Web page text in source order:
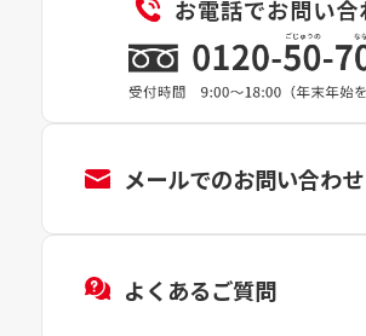
メールでのお問い合わせ
よくあるご質問